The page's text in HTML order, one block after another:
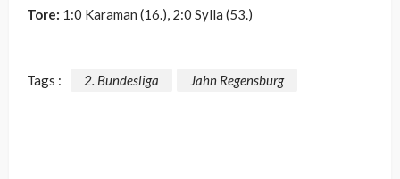
Tore: 1:0 Karaman (16.), 2:0 Sylla (53.)
Tags : 2. Bundesliga Jahn Regensburg